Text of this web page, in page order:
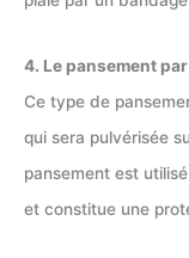
4. Le pansement
Ce type de
qui sera pulvérisée
pansement est
et constitue une